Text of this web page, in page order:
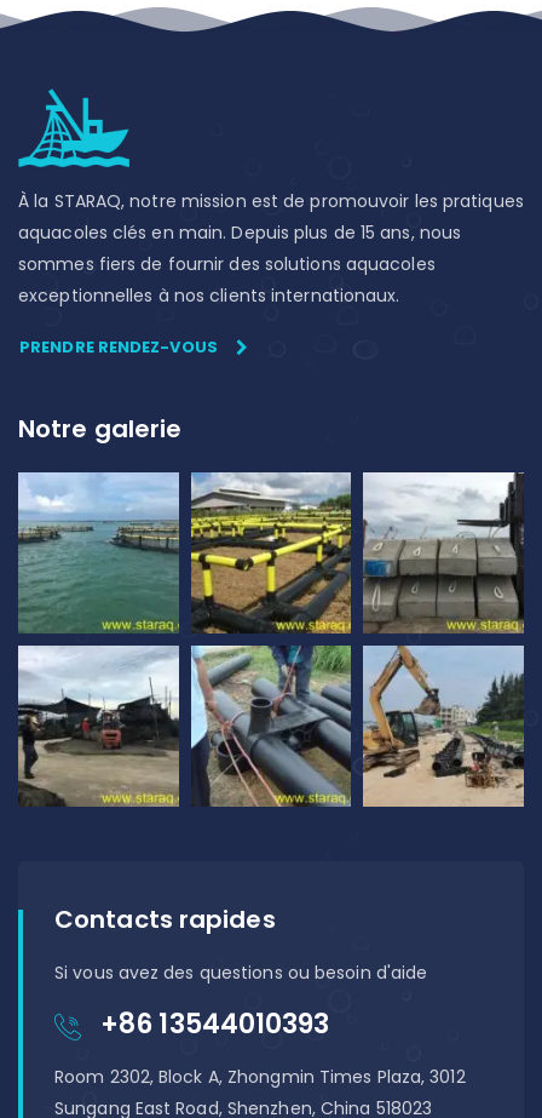
À la STARAQ, notre mission est de promouvoir les pratiques
aquacoles clés en main. Depuis plus de 15 ans, nous
sommes fiers de fournir des solutions aquacoles
exceptionnelles à nos clients internationaux.
PRENDRE RENDEZ-VOUS
Notre galerie
Contacts rapides
Si vous avez des questions ou besoin d'aide
+86 13544010393
Room 2302, Block A, Zhongmin Times Plaza, 3012
Sungang East Road, Shenzhen, China 518023